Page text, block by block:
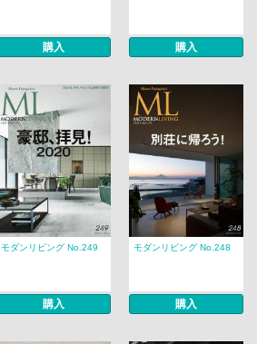
購入 購入
モダンリビング No.249
購入
モダンリビング No.248
購入